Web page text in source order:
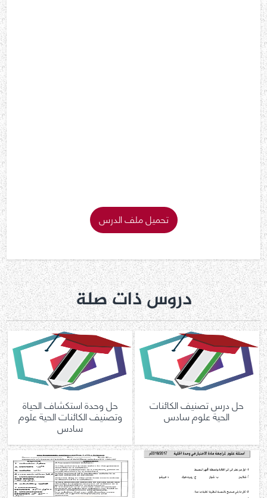
تحميل ملف الدرس
دروس ذات صلة
حل درس تصنيف الكائنات
الحية علوم سادس
حل وحدة استكشاف الحياة
وتصنيف الكائنات الحية علوم
سادس